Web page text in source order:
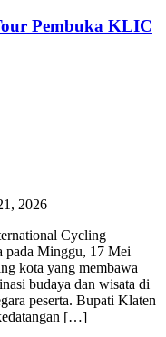
Pembuka KLIC
2026
Cycling
pada Minggu, 17 Mei
kota yang membawa
budaya dan wisata di
peserta. Bupati Klaten
[…]